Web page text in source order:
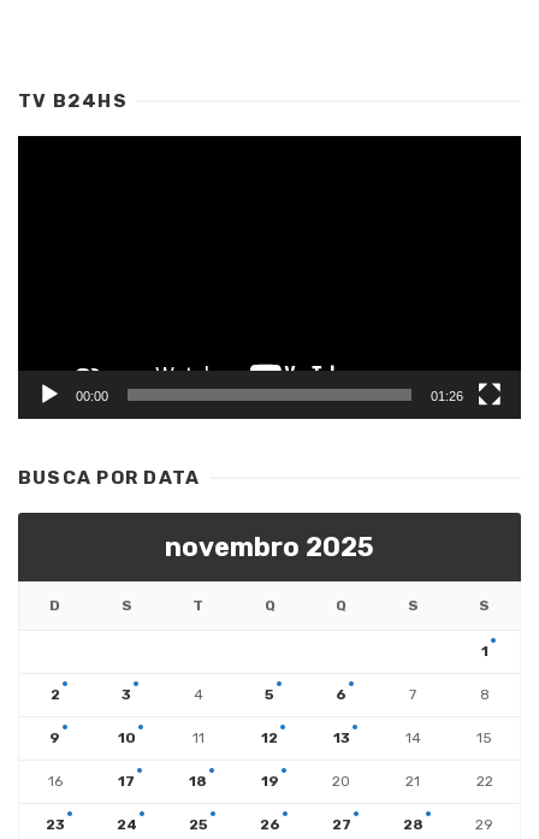
TV B24HS
00:00 01:26
BUSCA POR DATA
novembro 2025
D S T Q Q S S
1
2 3 4 5 6 7 8
9 10 11 12 13 14 15
16 17 18 19 20 21 22
23 24 25 26 27 28 29